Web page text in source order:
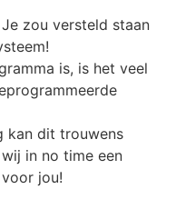
zou versteld staan
is, is het veel
kan dit trouwens
in no time een
jou!